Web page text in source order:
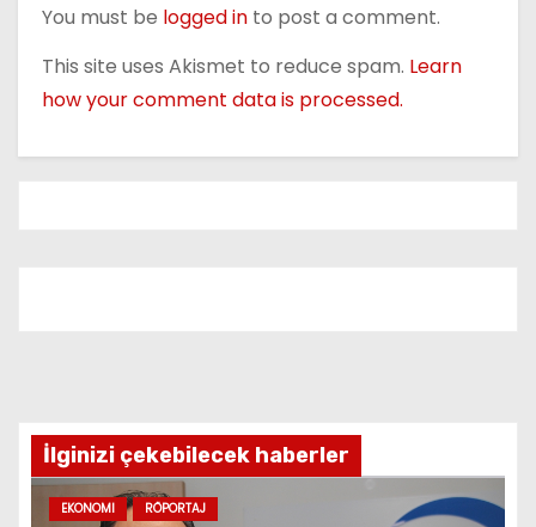
You must be logged in to post a comment.
This site uses Akismet to reduce spam. Learn
how your comment data is processed.
İlginizi çekebilecek haberler
EKONOMI RÖPORTAJ